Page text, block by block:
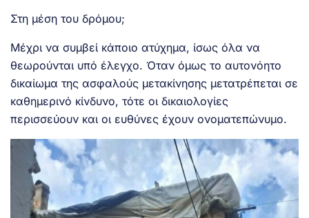
Στη μέση του δρόμου;
Μέχρι να συμβεί κάποιο ατύχημα, ίσως όλα να
θεωρούνται υπό έλεγχο. Όταν όμως το αυτονόητο
δικαίωμα της ασφαλούς μετακίνησης μετατρέπεται σε
καθημερινό κίνδυνο, τότε οι δικαιολογίες
περισσεύουν και οι ευθύνες έχουν ονοματεπώνυμο.